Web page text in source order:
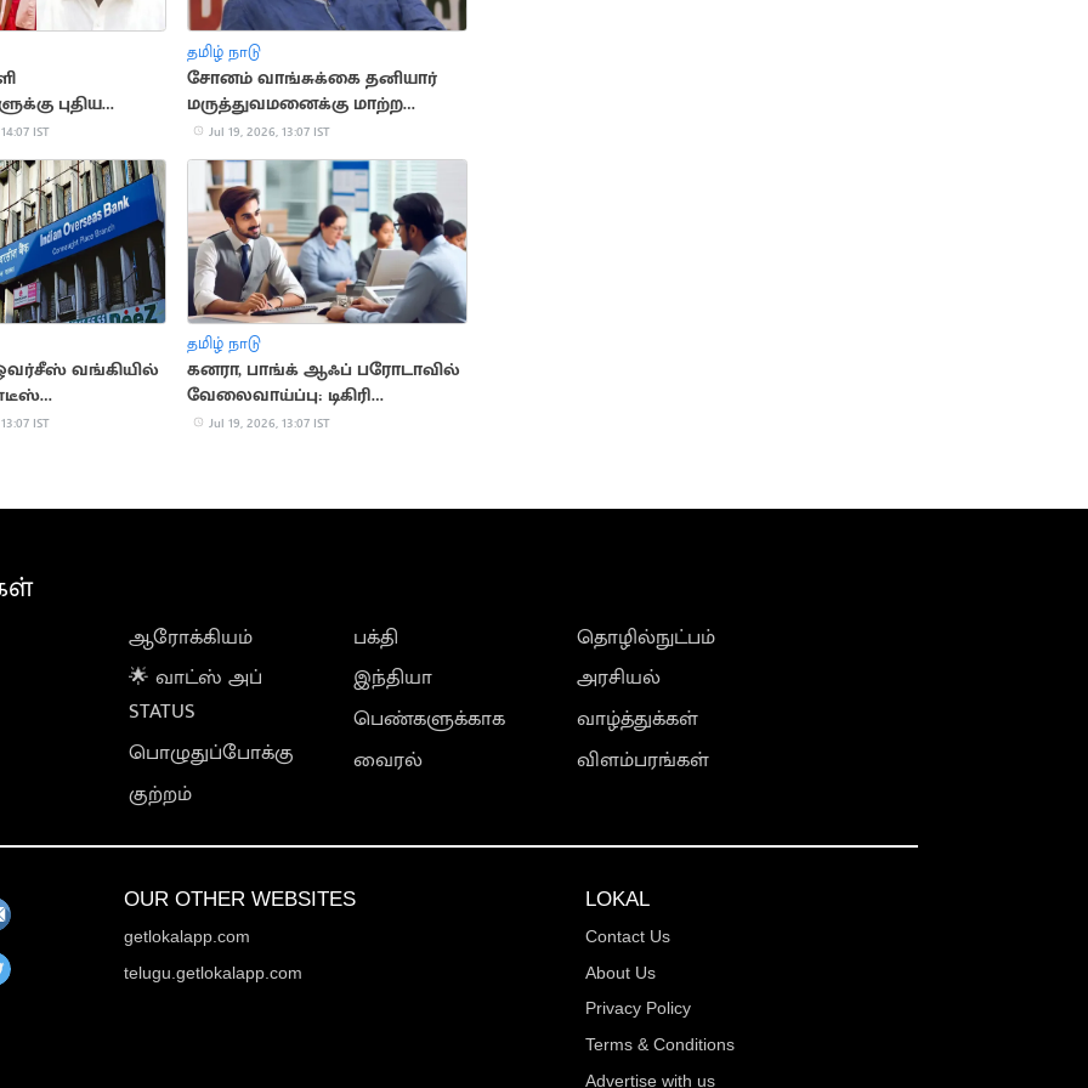
புதிய
IST
தமிழ் நாடு
சோனம் வாங்சுக்கை தனியார்
மருத்துவமனைக்கு மாற்ற
டெல்லி உயர்நீதிமன்றம் மறுப்பு
Jul 19, 2026, 13:07 IST
வங்கியில்
IST
தமிழ் நாடு
கனரா, பாங்க் ஆஃப் பரோடாவில்
வேலைவாய்ப்பு: டிகிரி
முடித்தவர்கள்
Jul 19, 2026, 13:07 IST
ஆரோக்கியம்
🌟 வாட்ஸ் அப்
STATUS
பொழுதுப்போக்கு
குற்றம்
பக்தி
இந்தியா
பெண்களுக்காக
வைரல்
தொழில்நுட்பம்
அரசியல்
வாழ்த்துக்கள்
விளம்பரங்கள்
OUR OTHER WEBSITES
getlokalapp.com
telugu.getlokalapp.com
LOKAL
Contact Us
About Us
Privacy Policy
Terms & Conditions
Advertise with us